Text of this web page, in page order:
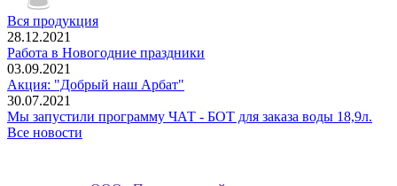
Вся продукция
28.12.2021
Работа в Новогодние праздники
03.09.2021
Акция: "Добрый наш Арбат"
30.07.2021
Мы запустили программу ЧАТ - БОТ для заказа воды 18,9л.
Все новости